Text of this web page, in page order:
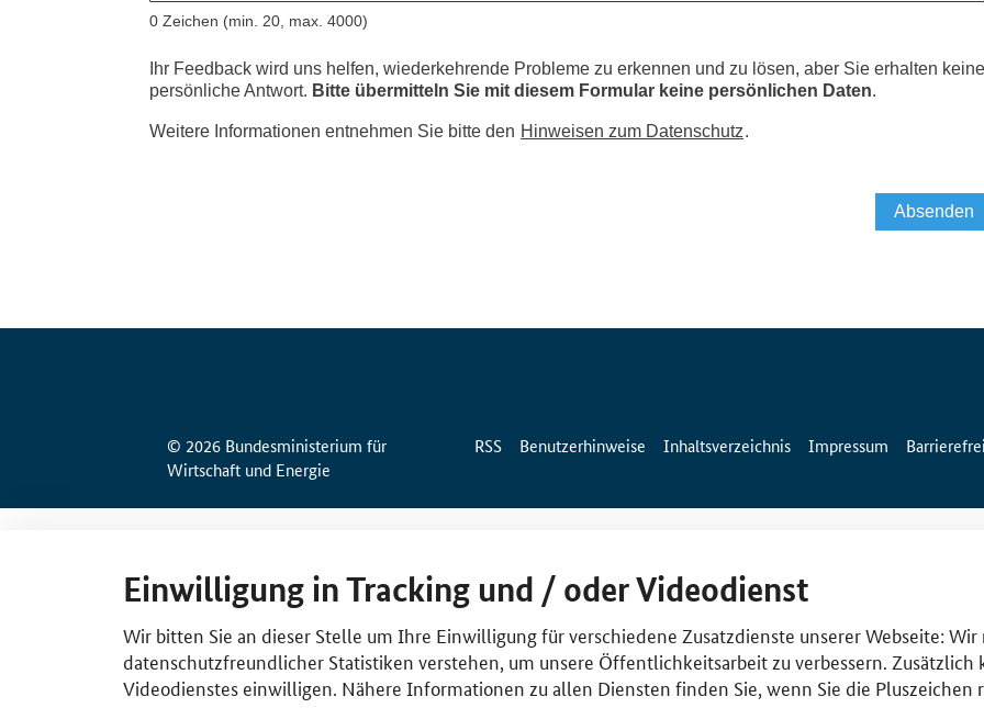
© 2026 Bundesministerium für
Wirtschaft und Energie
RSS Benutzerhinweise Inhaltsverzeichnis Impressum
Einwilligung in Tracking und / oder Videodienst
Wir bitten Sie an dieser Stelle um Ihre Einwilligung für verschiedene Zusatzdienste unserer Webseite:
datenschutzfreundlicher Statistiken verstehen, um unsere Öffentlichkeitsarbeit zu verbessern. Zusätzlich
Videodienstes einwilligen. Nähere Informationen zu allen Diensten finden Sie, wenn Sie die Pluszeichen